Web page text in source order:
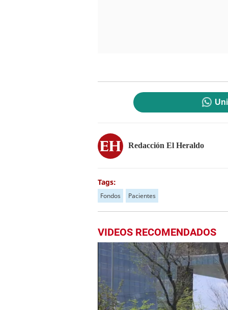
Redacción El Heraldo
Tags:
Fondos Pacientes
VIDEOS RECOMENDADOS